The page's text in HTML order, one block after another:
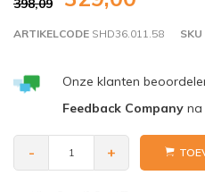
398,09
ARTIKELCODE SHD36.011.58 SKU
Onze klanten
Feedback Companyna
- +